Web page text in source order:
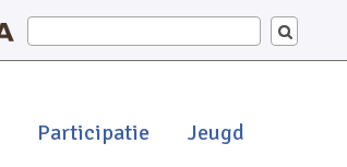
Zoeken
in
Participatie Jeugd